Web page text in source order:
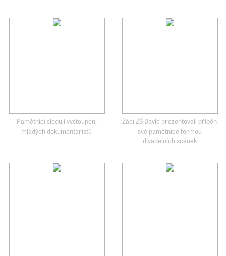
Pamětníci sledují vystoupení
mladých dokumentaristů
Žáci ZŠ Davle prezentovali příběh
své pamětnice formou
divadelních scének